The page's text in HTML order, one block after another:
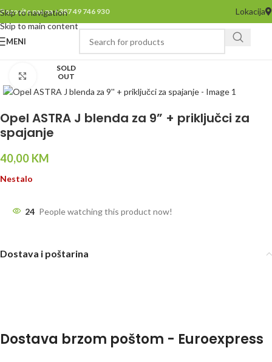
Skip to navigation
Skip to main content
Pozovite nas na +387 49 746 930 Lokacija
MENI
SOLD
OUT
Click to enlarge
Opel ASTRA J blenda za 9” + priključci za
spajanje
40,00 KM
Nestalo
24 People watching this product now!
Dostava i poštarina
Dostava brzom poštom - Euroexpress